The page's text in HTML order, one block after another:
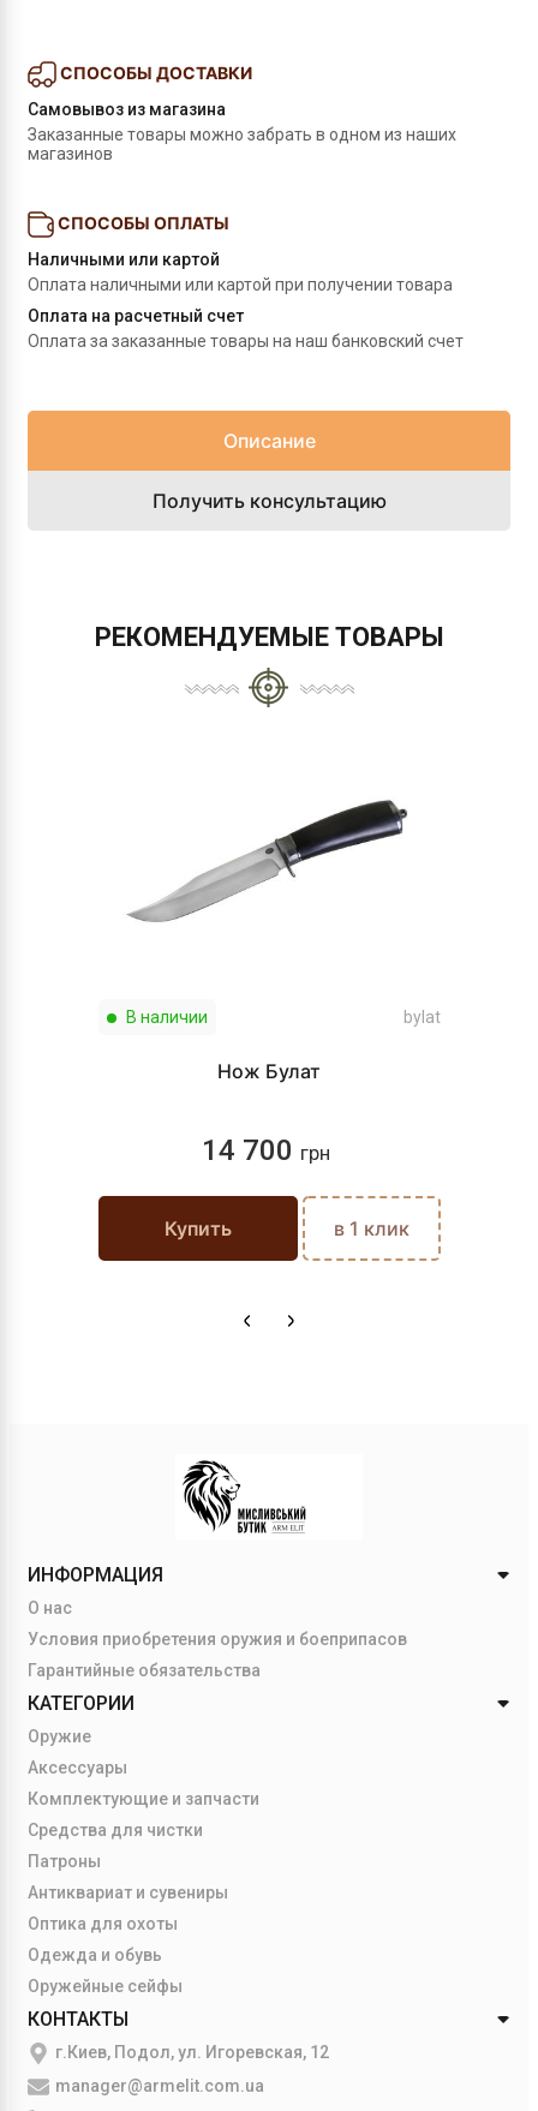
СПОСОБЫ ДОСТАВКИ
Самовывоз из магазина
Заказанные товары можно забрать в одном из наших
магазинов
СПОСОБЫ ОПЛАТЫ
Наличными или картой
Оплата наличными или картой при получении товара
Оплата на расчетный счет
Оплата за заказанные товары на наш банковский счет
Описание
Получить консультацию
РЕКОМЕНДУЕМЫЕ ТОВАРЫ
В наличии bylat
Нож Булат
14 700 грн
Купить в 1 клик
ИНФОРМАЦИЯ
О нас
Условия приобретения оружия и боеприпасов
Гарантийные обязательства
КАТЕГОРИИ
Оружие
Аксессуары
Комплектующие и запчасти
Средства для чистки
Патроны
Антиквариат и сувениры
Оптика для охоты
Одежда и обувь
Оружейные сейфы
КОНТАКТЫ
г.Киев, Подол, ул. Игоревская, 12
manager@armelit.com.ua